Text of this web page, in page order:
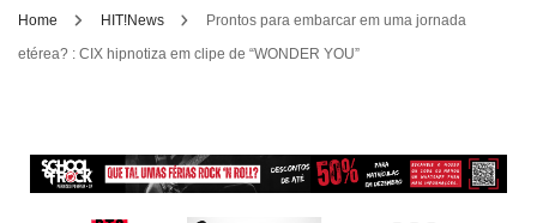
Home HIT!News
Prontos para embarcar em uma jornada
etérea? : CIX hipnotiza em clipe de “WONDER YOU”